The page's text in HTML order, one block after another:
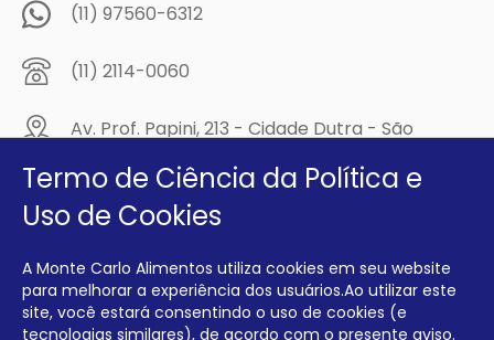
(11) 97560-6312
(11) 2114-0060
Av. Prof. Papini, 213 - Cidade Dutra - São
Compre na
MCA Virtual!
Siga a Monte Carlo Alimentos nas redes sociais!
Termo de Ciência da Política e
Uso de Cookies
A Monte Carlo Alimentos utiliza cookies em seu website
para melhorar a experiência dos usuários.Ao utilizar este
site, você estará consentindo o uso de cookies (e
tecnologias similares), de acordo com o presente aviso.